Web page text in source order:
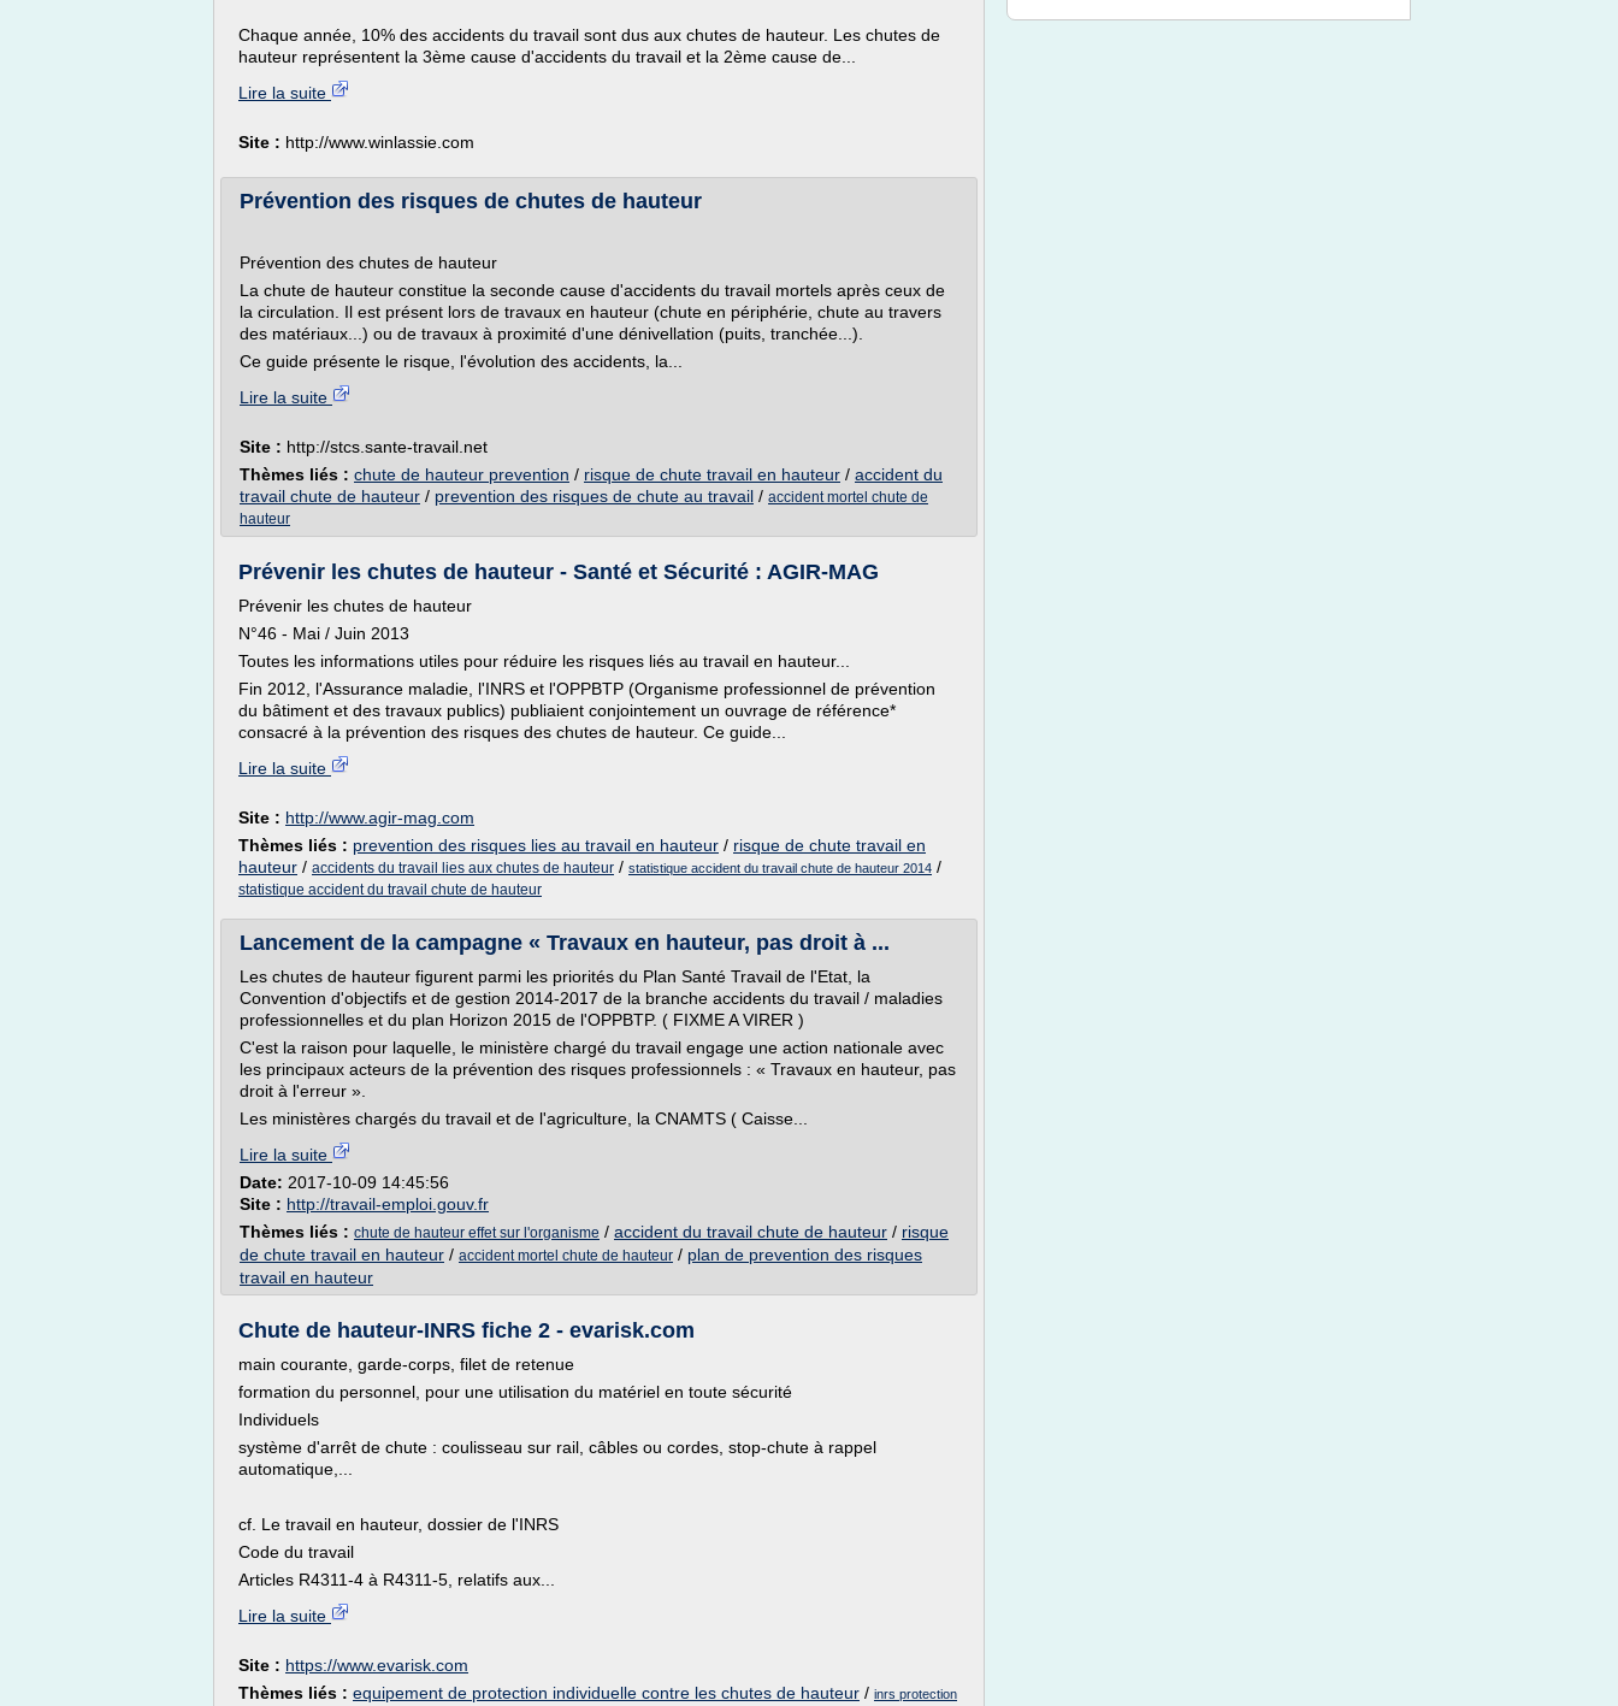
Chaque année, 10% des accidents du travail sont dus aux chutes de hauteur. Les chutes de
hauteur représentent la 3ème cause d'accidents du travail et la 2ème cause de...
Lire la suite
Site : http://www.winlassie.com
Prévention des risques de chutes de hauteur
Prévention des chutes de hauteur
La chute de hauteur constitue la seconde cause d'accidents du travail mortels après ceux de
la circulation. Il est présent lors de travaux en hauteur (chute en périphérie, chute au travers
des matériaux...) ou de travaux à proximité d'une dénivellation (puits, tranchée...).
Ce guide présente le risque, l'évolution des accidents, la...
Lire la suite
Site : http://stcs.sante-travail.net
Thèmes liés : chute de hauteur prevention / risque de chute travail en hauteur / accident du
travail chute de hauteur / prevention des risques de chute au travail / accident mortel chute de
hauteur
Prévenir les chutes de hauteur - Santé et Sécurité : AGIR-MAG
Prévenir les chutes de hauteur
N°46 - Mai / Juin 2013
Toutes les informations utiles pour réduire les risques liés au travail en hauteur...
Fin 2012, l'Assurance maladie, l'INRS et l'OPPBTP (Organisme professionnel de prévention
du bâtiment et des travaux publics) publiaient conjointement un ouvrage de référence*
consacré à la prévention des risques des chutes de hauteur. Ce guide...
Lire la suite
Site : http://www.agir-mag.com
Thèmes liés : prevention des risques lies au travail en hauteur / risque de chute travail en
hauteur / accidents du travail lies aux chutes de hauteur / statistique accident du travail chute de hauteur 2014 /
statistique accident du travail chute de hauteur
Lancement de la campagne « Travaux en hauteur, pas droit à ...
Les chutes de hauteur figurent parmi les priorités du Plan Santé Travail de l'Etat, la
Convention d'objectifs et de gestion 2014-2017 de la branche accidents du travail / maladies
professionnelles et du plan Horizon 2015 de l'OPPBTP. ( FIXME A VIRER )
C'est la raison pour laquelle, le ministère chargé du travail engage une action nationale avec
les principaux acteurs de la prévention des risques professionnels : « Travaux en hauteur, pas
droit à l'erreur ».
Les ministères chargés du travail et de l'agriculture, la CNAMTS ( Caisse...
Lire la suite
Date: 2017-10-09 14:45:56
Site : http://travail-emploi.gouv.fr
Thèmes liés : chute de hauteur effet sur l'organisme / accident du travail chute de hauteur / risque
de chute travail en hauteur / accident mortel chute de hauteur / plan de prevention des risques
travail en hauteur
Chute de hauteur-INRS fiche 2 - evarisk.com
main courante, garde-corps, filet de retenue
formation du personnel, pour une utilisation du matériel en toute sécurité
Individuels
système d'arrêt de chute : coulisseau sur rail, câbles ou cordes, stop-chute à rappel
automatique,...
cf. Le travail en hauteur, dossier de l'INRS
Code du travail
Articles R4311-4 à R4311-5, relatifs aux...
Lire la suite
Site : https://www.evarisk.com
Thèmes liés : equipement de protection individuelle contre les chutes de hauteur / inrs protection